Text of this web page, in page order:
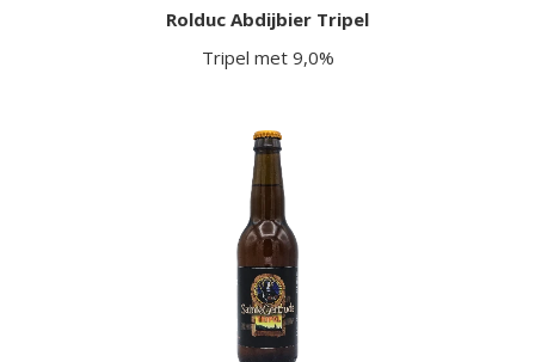
Rolduc Abdijbier Tripel
Tripel met 9,0%